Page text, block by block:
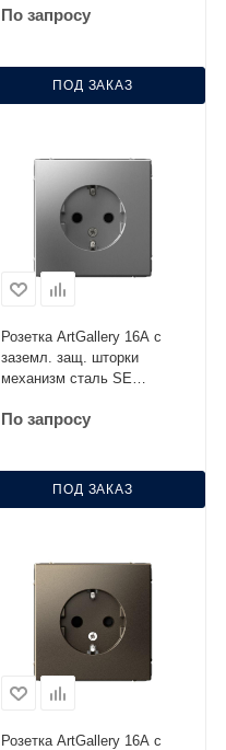
По запросу
ПОД ЗАКАЗ
Розетка ArtGallery 16А с
заземл. защ. шторки
механизм сталь SE
По запросу
ПОД ЗАКАЗ
Розетка ArtGallery 16А с